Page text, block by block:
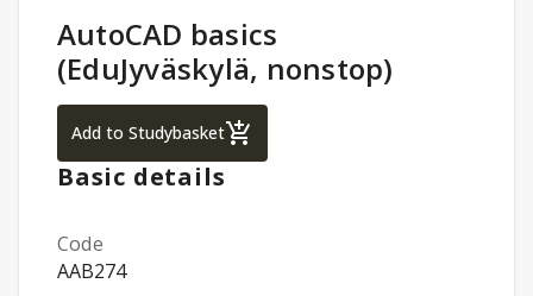
Study Details:
AutoCAD basics
(EduJyväskylä, nonstop)
Add to StudybasketAutoCAD basics (EduJyväskylä, nonstop)
Basic details
Code
AAB274